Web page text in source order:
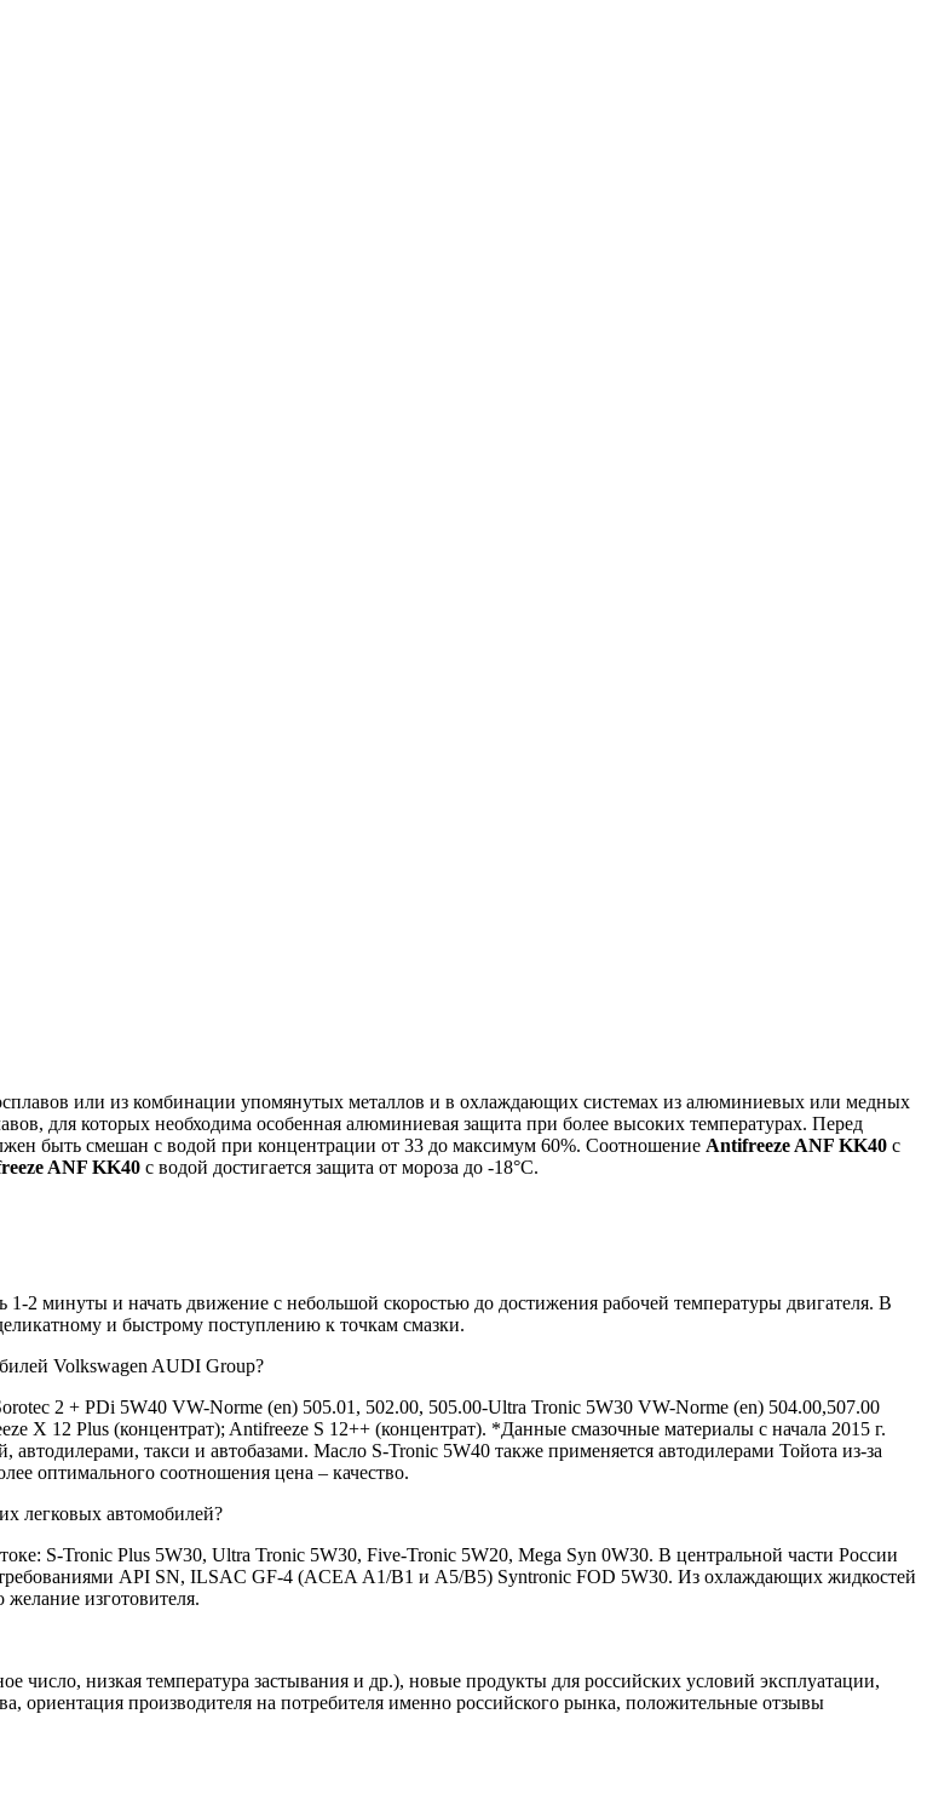
или из комбинации упомянутых металлов и в охлаждающих системах из алюминиевых или медных
для которых необходима особенная алюминиевая защита при более высоких температурах. Перед
быть смешан с водой при концентрации от 33 до максимум 60%. Соотношение Antifreeze ANF KK40 с
ANF KK40 с водой достигается защита от мороза до -18°C.
1-2 минуты и начать движение с небольшой скоростью до достижения рабочей температуры двигателя. В
и быстрому поступлению к точкам смазки.
Volkswagen AUDI Group?
2 + PDi 5W40 VW-Norme (en) 505.01, 502.00, 505.00-Ultra Tronic 5W30 VW-Norme (en) 504.00,507.00
X 12 Plus (концентрат); Antifreeze S 12++ (концентрат). *Данные смазочные материалы с начала 2015 г.
такси и автобазами. Масло S-Tronic 5W40 также применяется автодилерами Тойота из-за
оптимального соотношения цена – качество.
легковых автомобилей?
S-Tronic Plus 5W30, Ultra Tronic 5W30, Five-Tronic 5W20, Mega Syn 0W30. В центральной части России
требованиями API SN, ILSAC GF-4 (ACEA А1/В1 и А5/В5) Syntronic FOD 5W30. Из охлаждающих жидкостей
изготовителя.
число, низкая температура застывания и др.), новые продукты для российских условий эксплуатации,
ориентация производителя на потребителя именно российского рынка, положительные отзывы